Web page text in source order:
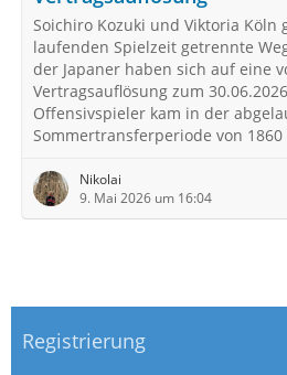
Soichiro Kozuki und Viktoria Köln
laufenden Spielzeit getrennte
der Japaner haben sich auf eine
Vertragsauflösung zum
Offensivspieler kam in der
Sommertransferperiode von
Nikolai
9. Mai 2026 um 16:04
Registrierung